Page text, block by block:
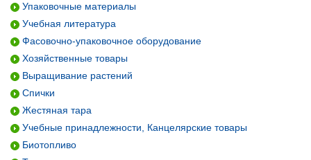
Упаковочные материалы
Учебная литература
Фасовочно-упаковочное оборудование
Хозяйственные товары
Выращивание растений
Спички
Жестяная тара
Учебные принадлежности, Канцелярские товары
Биотопливо